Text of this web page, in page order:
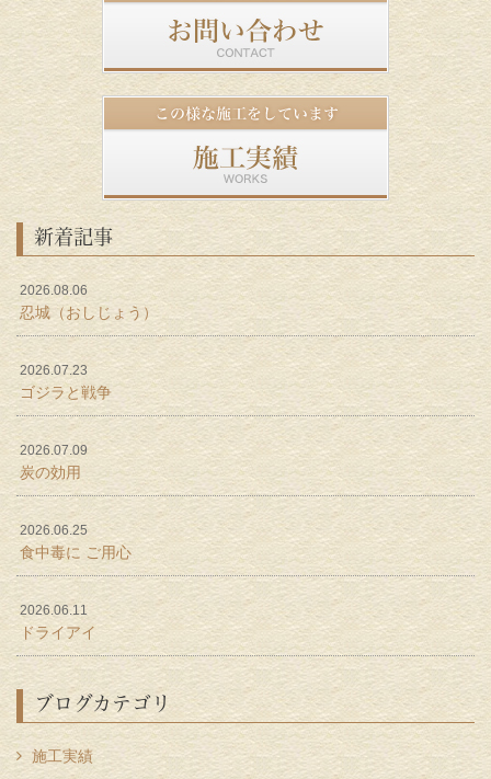
新着記事
2026.08.06
忍城（おしじょう）
2026.07.23
ゴジラと戦争
2026.07.09
炭の効用
2026.06.25
食中毒に ご用心
2026.06.11
ドライアイ
ブログカテゴリ
施工実績